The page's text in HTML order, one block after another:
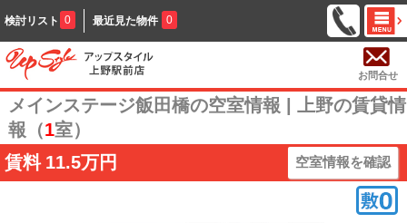
検討リスト 0 最近見た物件 0
お問合せ
メインステージ飯田橋の空室情報 | 上野の賃貸情
報（1室）
賃料 11.5万円 空室情報を確認